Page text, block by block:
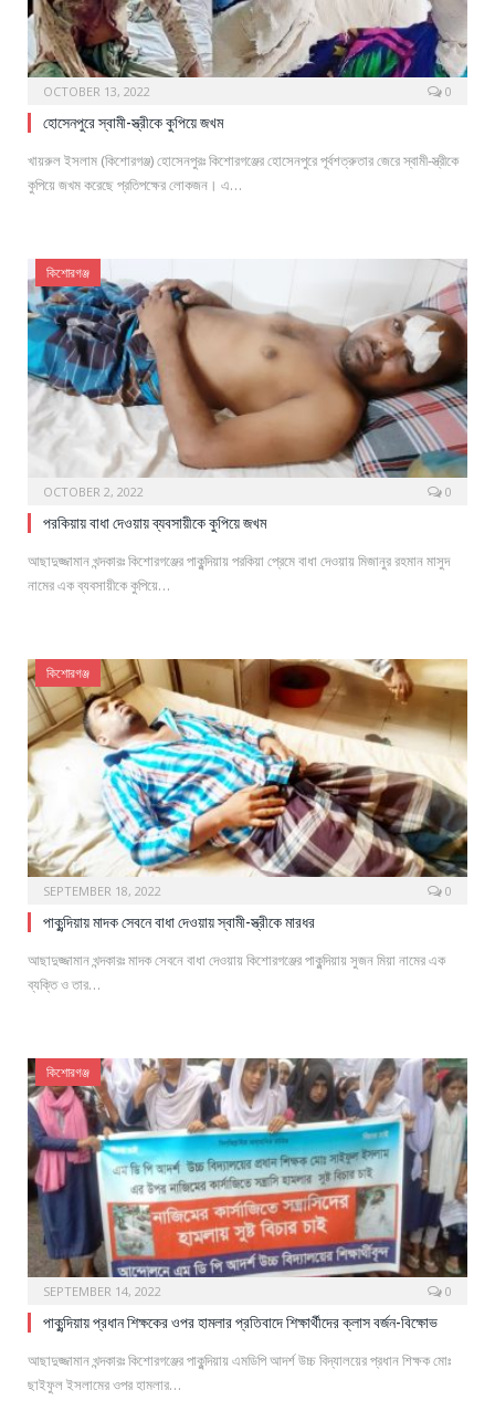
OCTOBER 13, 2022 0
হোসেনপুরে স্বামী-স্ত্রীকে কুপিয়ে জখম
খায়রুল ইসলাম (কিশোরগঞ্জ) হোসেনপুরঃ কিশোরগঞ্জের হোসেনপুরে পূর্বশত্রুতার জেরে স্বামী-স্ত্রীকে
কুপিয়ে জখম করেছে প্রতিপক্ষের লোকজন। এ…
কিশোরগঞ্জ
OCTOBER 2, 2022 0
পরকিয়ায় বাধা দেওয়ায় ব্যবসায়ীকে কুপিয়ে জখম
আছাদুজ্জামান খন্দকারঃ কিশোরগঞ্জের পাকুন্দিয়ায় পরকিয়া প্রেমে বাধা দেওয়ায় মিজানুর রহমান মাসুদ
নামের এক ব্যবসায়ীকে কুপিয়ে…
কিশোরগঞ্জ
SEPTEMBER 18, 2022 0
পাকুন্দিয়ায় মাদক সেবনে বাধা দেওয়ায় স্বামী-স্ত্রীকে মারধর
আছাদুজ্জামান খন্দকারঃ মাদক সেবনে বাধা দেওয়ায় কিশোরগঞ্জের পাকুন্দিয়ায় সুজন মিয়া নামের এক
ব্যক্তি ও তার…
কিশোরগঞ্জ
SEPTEMBER 14, 2022 0
পাকুন্দিয়ায় প্রধান শিক্ষকের ওপর হামলার প্রতিবাদে শিক্ষার্থীদের ক্লাস বর্জন-বিক্ষোভ
আছাদুজ্জামান খন্দকারঃ কিশোরগঞ্জের পাকুন্দিয়ায় এমডিপি আদর্শ উচ্চ বিদ্যালয়ের প্রধান শিক্ষক মোঃ
ছাইফুল ইসলামের ওপর হামলার…